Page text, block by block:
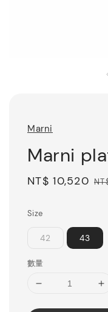
Marni
Marni
Sale
NT$ 10,520
Size
42 43
數量